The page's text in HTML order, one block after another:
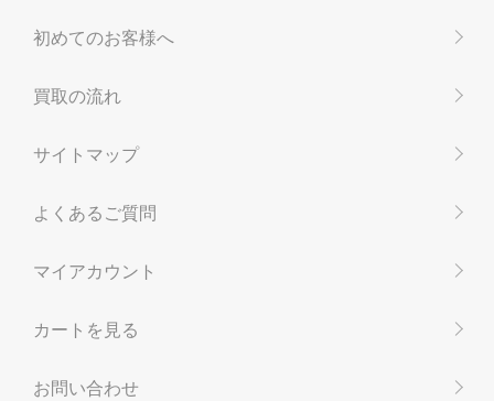
初めてのお客様へ
買取の流れ
サイトマップ
よくあるご質問
マイアカウント
カートを見る
お問い合わせ